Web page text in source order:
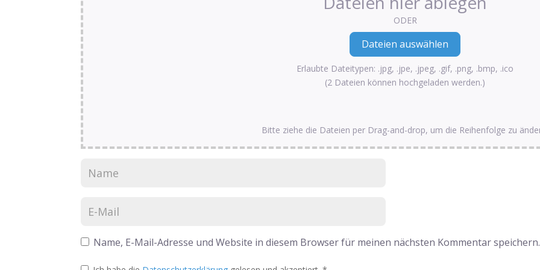
ODER
Erlaubte Dateitypen: .jpg, .jpe, .jpeg, .gif, .png, .bmp, .ico
(2 Dateien können hochgeladen werden.)
Bitte ziehe die Dateien per Drag-and-drop, um die Reihenfolge zu
Name, E-Mail-Adresse und Website in diesem Browser für meinen nächsten Kommentar speichern.